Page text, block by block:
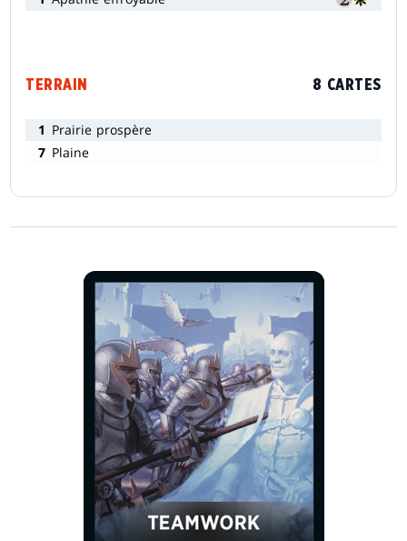
TERRAIN 8 CARTES
1 Prairie prospère
7 Plaine